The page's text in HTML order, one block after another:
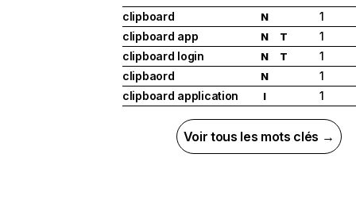
clipboard
N
1
clipboard app
N T
1
clipboard login
N T
1
clipbaord
N
1
clipboard application
I 1
Voir tous les mots clés →